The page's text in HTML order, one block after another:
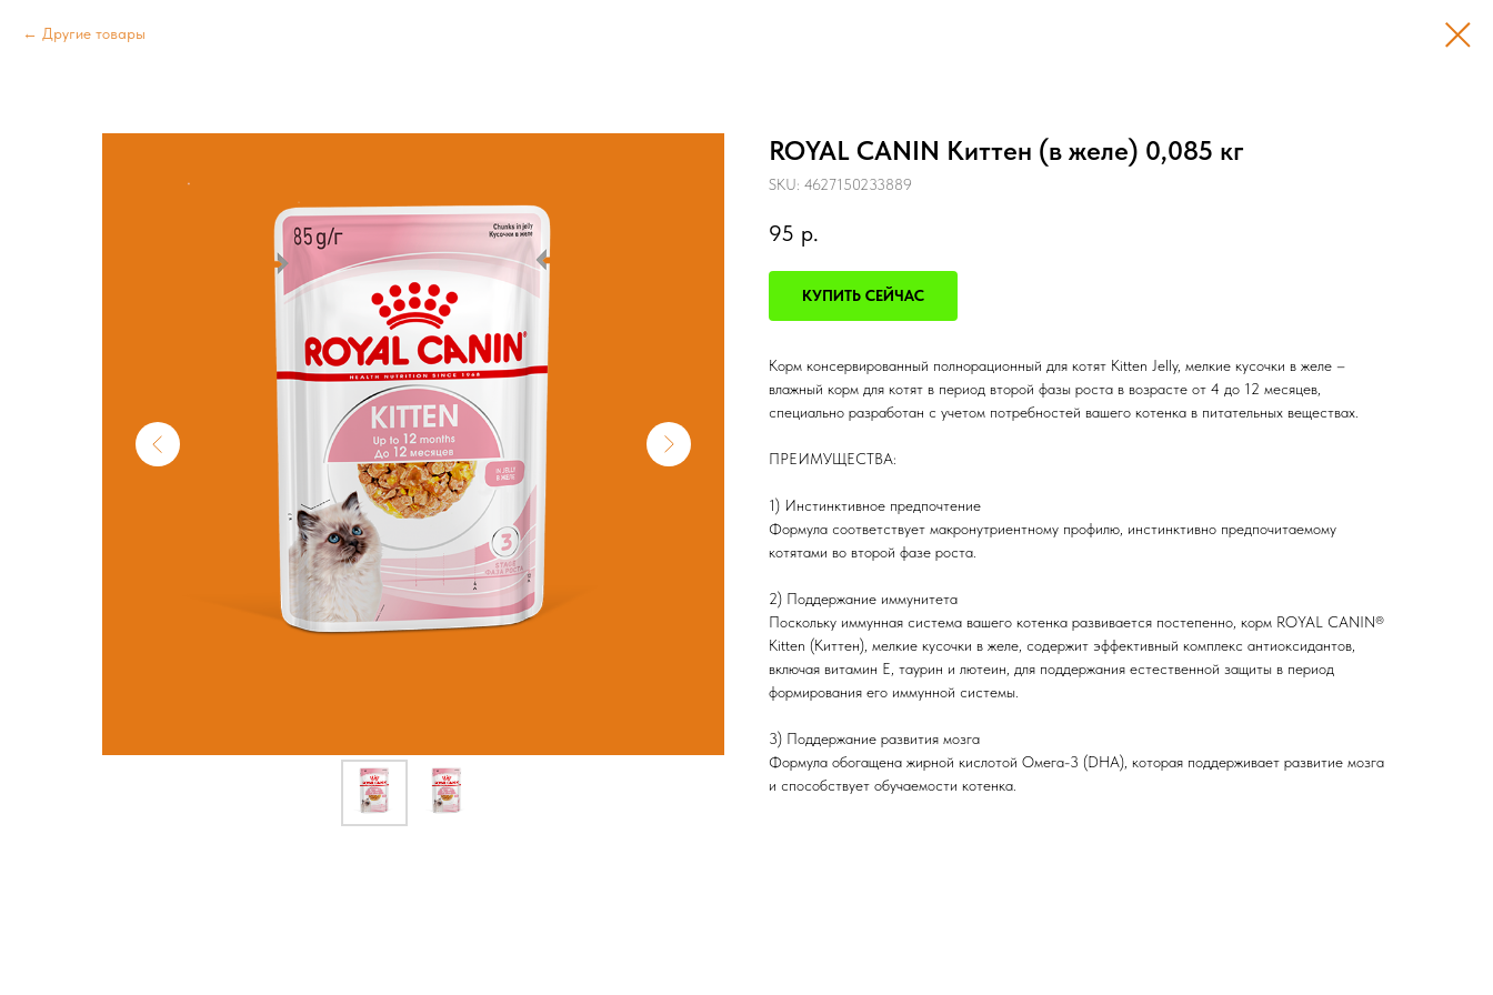
Другие товары
ROYAL CANIN Киттен (в желе) 0,085 кг
SKU: 4627150233889
95 р.
КУПИТЬ СЕЙЧАС
Корм консервированный полнорационный для котят Kitten Jelly, мелкие кусочки в желе –
влажный корм для котят в период второй фазы роста в возрасте от 4 до 12 месяцев,
специально разработан с учетом потребностей вашего котенка в питательных веществах.
ПРЕИМУЩЕСТВА:
1) Инстинктивное предпочтение
Формула соответствует макронутриентному профилю, инстинктивно предпочитаемому
котятами во второй фазе роста.
2) Поддержание иммунитета
Поскольку иммунная система вашего котенка развивается постепенно, корм ROYAL CANIN®
Kitten (Киттен), мелкие кусочки в желе, содержит эффективный комплекс антиоксидантов,
включая витамин Е, таурин и лютеин, для поддержания естественной защиты в период
формирования его иммунной системы.
3) Поддержание развития мозга
Формула обогащена жирной кислотой Омега-3 (DHA), которая поддерживает развитие мозга
и способствует обучаемости котенка.